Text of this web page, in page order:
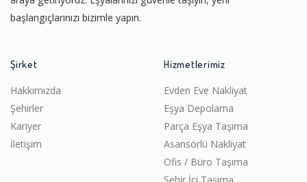
başlangıçlarınızı bizimle yapın.
Şirket
Hakkımızda
Şehirler
Kariyer
İletişim
Hizmetlerimiz
Evden Eve Nakliyat
Eşya Depolama
Parça Eşya Taşıma
Asansörlü Nakliyat
Ofis / Büro Taşıma